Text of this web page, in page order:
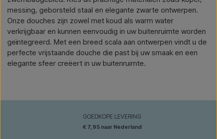
messing, geborsteld staal en elegante zwarte ontwerpen.
Onze douches zijn zowel met koud als warm water
verkrijgbaar en kunnen eenvoudig in uw buitenruimte worden
geïntegreerd. Met een breed scala aan ontwerpen vindt u de
perfecte vrijstaande douche die past bij uw smaak en een
elegante sfeer creëert in uw buitenruimte.
GOEDKOPE LEVERING
€ 7,95 naar Nederland